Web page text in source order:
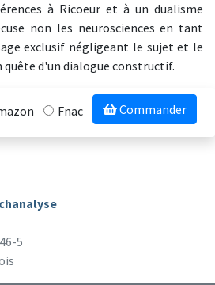
à Ricoeur et à un dualisme
non les neurosciences en tant
exclusif négligeant le sujet et le
quête d'un dialogue constructif.
Fnac Commander
5